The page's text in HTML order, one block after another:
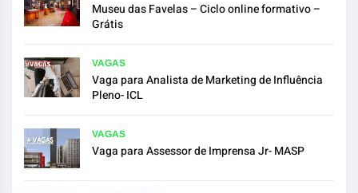
Museu das Favelas – Ciclo online formativo –
Grátis
VAGAS
Vaga para Analista de Marketing de Influência
Pleno- ICL
VAGAS
Vaga para Assessor de Imprensa Jr- MASP